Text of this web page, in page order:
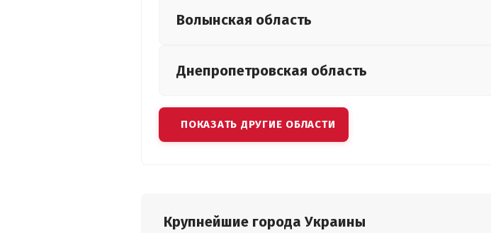
Волынская область
Днепропетровская область
ПОКАЗАТЬ ДРУГИЕ ОБЛАСТИ
Крупнейшие города Украины